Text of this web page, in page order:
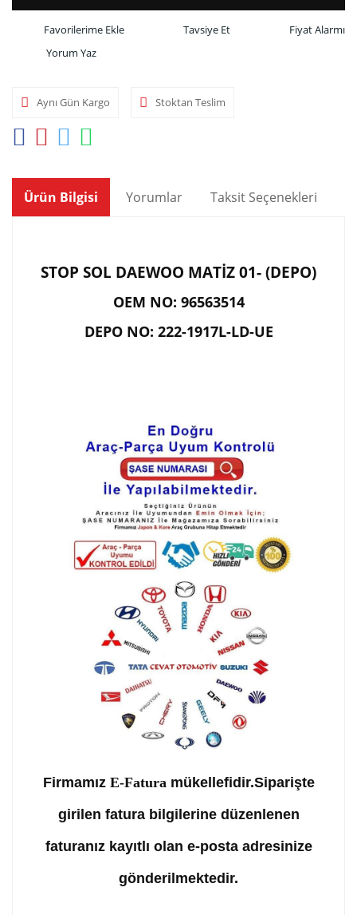
Tavsiye Et
Fiyat Alarmı
Yorum Yaz
Aynı Gün Kargo Stoktan Teslim
Ürün Bilgisi Yorumlar Taksit Seçenekleri
STOP SOL DAEWOO MATİZ 01- (DEPO)
OEM NO: 96563514
DEPO NO: 222-1917L-LD-UE
Firmamız E-Fatura mükellefidir.Siparişte
girilen fatura bilgilerine düzenlenen
faturanız kayıtlı olan e-posta adresinize
gönderilmektedir.